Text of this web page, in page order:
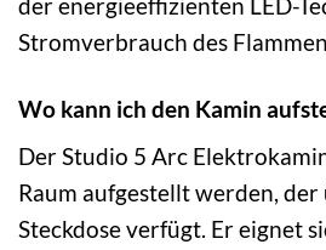
Stromverbrauch des
Wo kann ich den Kamin
Der Studio 5 Arc
Raum aufgestellt werden, der
Steckdose verfügt. Er eignet